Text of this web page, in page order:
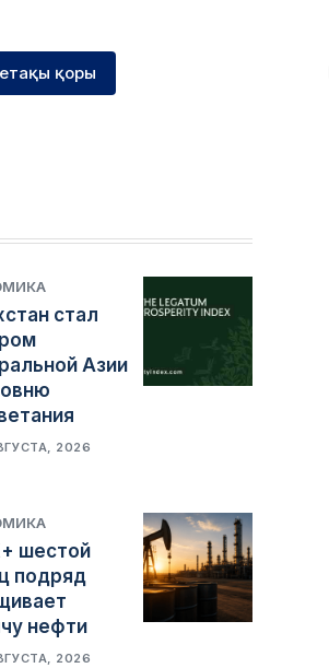
қоры
стал
Азии
2026
шестой
подряд
нефти
2026